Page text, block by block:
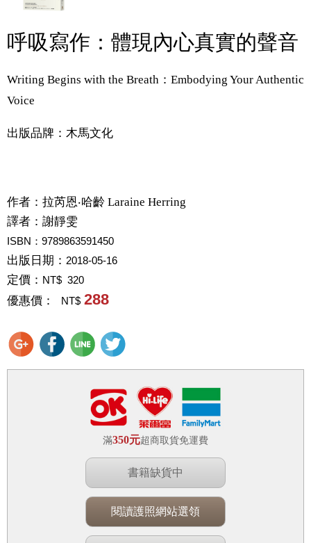
呼吸寫作：體現內心真實的聲音
Writing Begins with the Breath：Embodying Your Authentic
Voice
出版品牌：木馬文化
作者： 拉芮恩‧哈齡 Laraine Herring
譯者： 謝靜雯
ISBN：9789863591450
出版日期： 2018-05-16
定價： NT$ 320
優惠價： NT$ 288
滿350元超商取貨免運費
書籍缺貨中
閱讀護照網站選領